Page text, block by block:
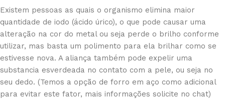
Existem pessoas as quais o organismo elimina maior
quantidade de iodo (ácido úrico), o que pode causar uma
alteração na cor do metal ou seja perde o brilho conforme
utilizar, mas basta um polimento para ela brilhar como se
estivesse nova. A aliança também pode expelir uma
substancia esverdeada no contato com a pele, ou seja no
seu dedo. (Temos a opção de forro em aço como adicional
para evitar este fator, mais informações solicite no chat)